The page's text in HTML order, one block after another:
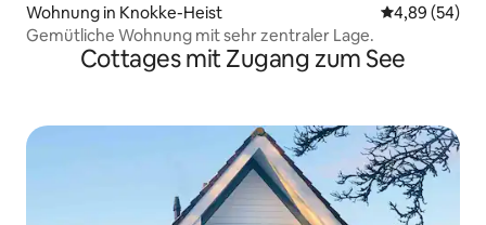
Wohnung in Knokke-Heist
4,89 (54)
Gemütliche Wohnung mit sehr zentraler Lage.
Cottages mit Zugang zum See